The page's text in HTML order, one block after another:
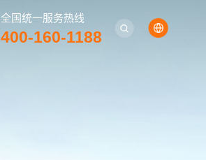
全国统一服务热线
400-160-1188